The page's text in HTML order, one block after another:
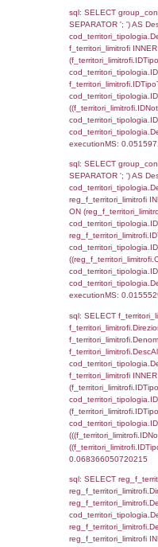
sql:
sql:
sql:
sql:
INNER